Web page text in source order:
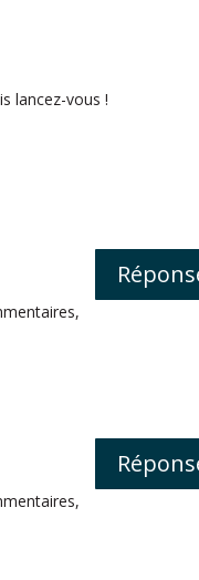
lancez-vous !